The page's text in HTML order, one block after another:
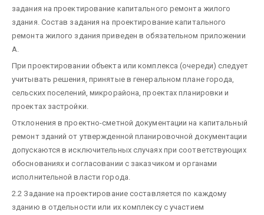
задания на проектирование капитального ремонта жилого
здания. Состав задания на проектирование капитального
ремонта жилого здания приведен в обязательном приложении
А.
При проектировании объекта или комплекса (очереди) следует
учитывать решения, принятые в генеральном плане города,
сельских поселений, микрорайона, проектах планировки и
проектах застройки.
Отклонения в проектно-сметной документации на капитальный
ремонт зданий от утвержденной планировочной документации
допускаются в исключительных случаях при соответствующих
обоснованиях и согласовании с заказчиком и органами
исполнительной власти города.
2.2 Задание на проектирование составляется по каждому
зданию в отдельности или их комплексу с участием